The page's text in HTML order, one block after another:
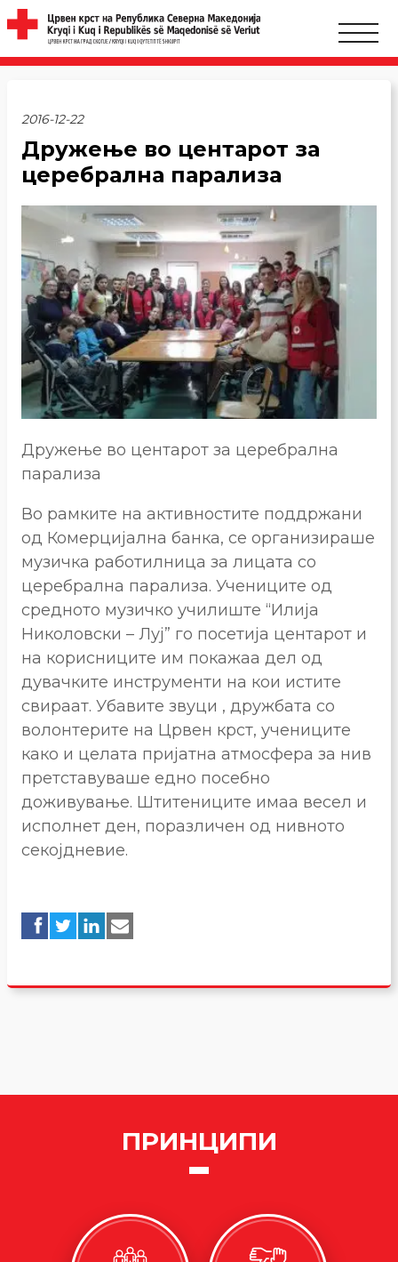
2016-12-22
Дружење во центарот за
церебрална парализа
Дружење во центарот за церебрална
парализа
Во рамките на активностите поддржани
од Комерцијална банка, се организираше
музичка работилница за лицата со
церебрална парализа. Учениците од
средното музичко училиште “Илија
Николовски – Луј” го посетија центарот и
на корисниците им покажаа дел од
дувачките инструменти на кои истите
свираат. Убавите звуци , дружбата со
волонтерите на Црвен крст, учениците
како и целата пријатна атмосфера за нив
претставуваше едно посебно
доживување. Штитениците имаа весел и
исполнет ден, поразличен од нивното
секојдневие.
ПРИНЦИПИ